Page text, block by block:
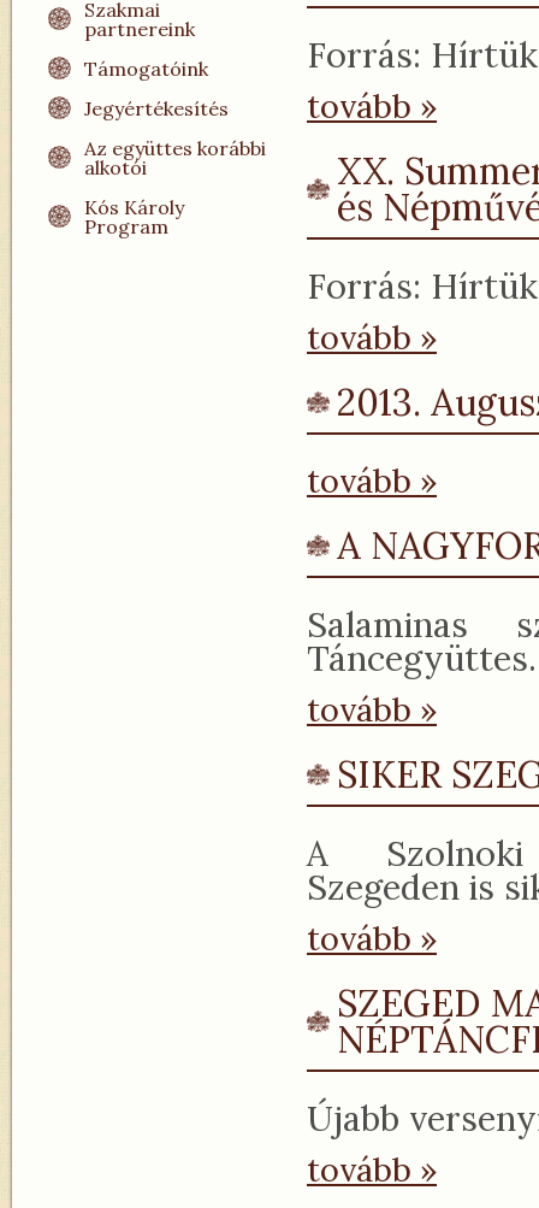
Szakmai
partnereink
Támogatóink
Jegyértékesítés
Az együttes korábbi
alkotói
Kós Károly
Program
Forrás:
tovább »
XX.
és
Forrás:
tovább »
2013.
tovább »
A
Salaminas
Táncegyüttes.
tovább »
SIKER
A Szolnoki
Szegeden is
tovább »
SZEGED
Újabb
tovább »